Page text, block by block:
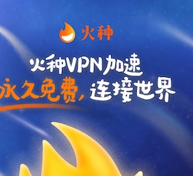
支持 [0] 反对[0]
支持[0] 反对